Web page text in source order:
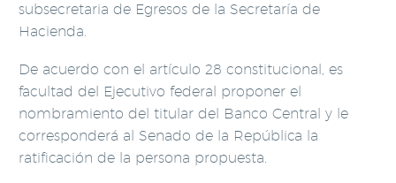
subsecretaria de Egresos de la Secretaría de
Hacienda.
De acuerdo con el artículo 28 constitucional, es
facultad del Ejecutivo federal proponer el
nombramiento del titular del Banco Central y le
corresponderá al Senado de la República la
ratificación de la persona propuesta.